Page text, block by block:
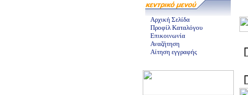
Αρχική Σελίδα
Προφίλ Καταλόγου
Επικοινωνία
Αναζήτηση
Αίτηση εγγραφής